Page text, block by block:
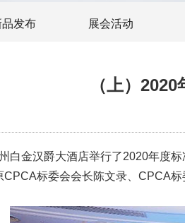
品发布 展会活动
（上）
金汉爵大酒店举行了2020年度标
标委会会长陈文录、CPCA